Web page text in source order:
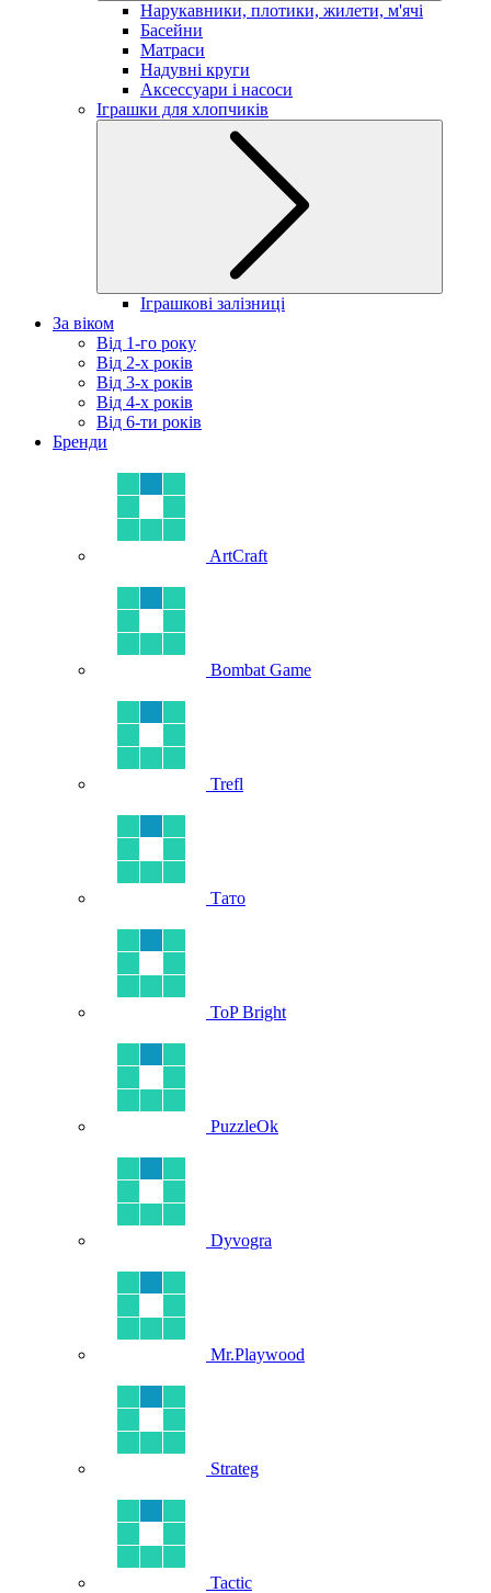
Нарукавники, плотики, жилети, м'ячі
Басейни
Матраси
Надувні круги
Аксессуари і насоси
Іграшки для хлопчиків
Іграшкові залізниці
За віком
Від 1-го року
Від 2-х років
Від 3-х років
Від 4-х років
Від 6-ти років
Бренди
ArtCraft
Bombat Game
Trefl
Тато
ToP Bright
PuzzleOk
Dyvogra
Mr.Playwood
Strateg
Tactic